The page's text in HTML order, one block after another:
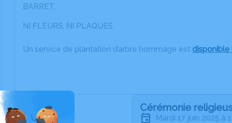
BARRET.
NI FLEURS, NI PLAQUES
Un service de plantation d’arbre hommage est disponible
Cérémonie
mardi 17 juin 2025 à